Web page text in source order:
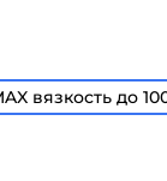
вязкость до